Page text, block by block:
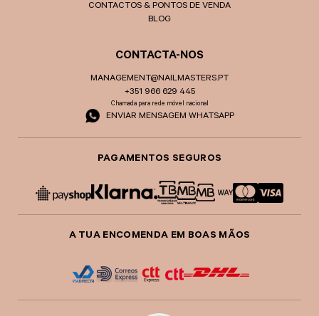
CONTACTOS & PONTOS DE VENDA
BLOG
CONTACTA-NOS
MANAGEMENT@NAILMASTERS.PT
+351 966 629 445
Chamada para rede móvel nacional
ENVIAR MENSAGEM WHATSAPP
PAGAMENTOS SEGUROS
A TUA ENCOMENDA EM BOAS MÃOS